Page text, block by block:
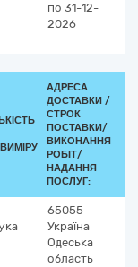
по 31-12-
2026
АДРЕСА
ДОСТАВКИ /
СТРОК
ПОСТАВКИ/
ВИКОНАННЯ
РОБІТ/
НАДАННЯ
ПОСЛУГ:
65055
Україна
Одеська
область